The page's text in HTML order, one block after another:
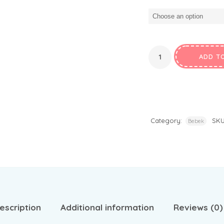
ADD
Category: Bebek
Additional information Reviews (0)